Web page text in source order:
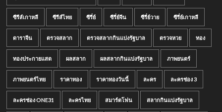
ซีรีส์เกาหลี ซีรีส์ไทย ซีรี่ย์ ซีรี่ย์จีน ซีรี่ย์วาย ซีรี่ย์เกาหลี
ดาราจีน ตรวจสลาก ตรวจสลากกินแบ่งรัฐบาล ตรวจหวย ทอง
ทองประกายแสด ผลสลาก ผลสลากกินแบ่งรัฐบาล ภาพยนตร์
ภาพยนตร์ไทย ราคาทอง ราคาทองวันนี้ ละคร ละครช่อง 3
ละครช่อง ONE31 ละครไทย สมาร์ตโฟน สลากกินแบ่งรัฐบาล